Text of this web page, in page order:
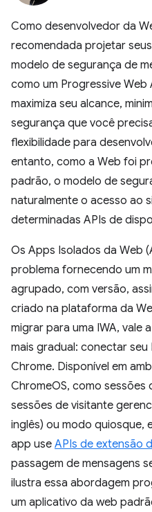
Como desenvolvedor da
recomendada projetar
modelo de segurança de
como um Progressive Web
maximiza seu alcance,
segurança que você
flexibilidade para
entanto, como a Web foi
padrão, o modelo de
naturalmente o acesso ao
determinadas APIs de
Os Apps Isolados da Web
problema fornecendo um
agrupado, com versão,
criado na plataforma da
migrar para uma IWA, vale
mais gradual: conectar seu
Chrome. Disponível em
ChromeOS, como sessões
sessões de visitante
inglês) ou modo quiosque,
app use APIs de extensão
passagem de mensagens
ilustra essa abordagem
um aplicativo da web